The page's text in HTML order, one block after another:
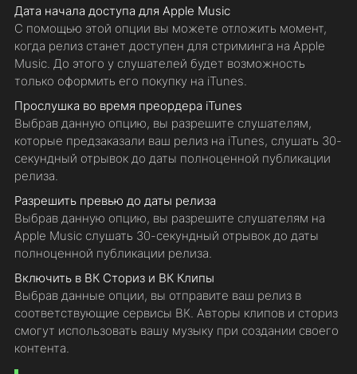
Дата начала доступа для Apple Music
С помощью этой опции вы можете отложить момент,
когда релиз станет доступен для стриминга на Apple
Music. До этого у слушателей будет возможность
только оформить его покупку на iTunes.
Прослушка во время преордера iTunes
Выбрав данную опцию, вы разрешите слушателям,
которые предзаказали ваш релиз на iTunes, слушать 30-
секундный отрывок до даты полноценной публикации
релиза.
Разрешить превью до даты релиза
Выбрав данную опцию, вы разрешите слушателям на
Apple Music слушать 30-секундный отрывок до даты
полноценной публикации релиза.
Включить в ВК Сториз и ВК Клипы
Выбрав данные опции, вы отправите ваш релиз в
соответствующие сервисы ВК. Авторы клипов и сториз
смогут использовать вашу музыку при создании своего
контента.